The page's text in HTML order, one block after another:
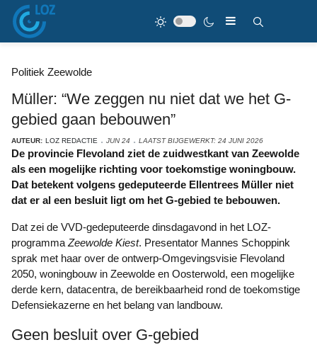
Politiek Zeewolde
Müller: “We zeggen nu niet dat we het G-
gebied gaan bebouwen”
AUTEUR: LOZ REDACTIE JUN 24 LAATST BIJGEWERKT: 24 JUNI 2026
De provincie Flevoland ziet de zuidwestkant van Zeewolde
als een mogelijke richting voor toekomstige woningbouw.
Dat betekent volgens gedeputeerde Ellentrees Müller niet
dat er al een besluit ligt om het G-gebied te bebouwen.
Dat zei de VVD-gedeputeerde dinsdagavond in het LOZ-
programma Zeewolde Kiest. Presentator Mannes Schoppink
sprak met haar over de ontwerp-Omgevingsvisie Flevoland
2050, woningbouw in Zeewolde en Oosterwold, een mogelijke
derde kern, datacentra, de bereikbaarheid rond de toekomstige
Defensiekazerne en het belang van landbouw.
Geen besluit over G-gebied